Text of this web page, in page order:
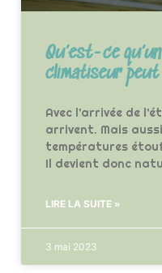
Qu’est-ce
climatiseur
Avec l’arrivée de
arrivent. Mais
températures
Il devient donc
LIRE LA SUITE »
3 mai 2023